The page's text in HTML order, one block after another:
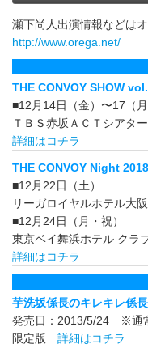
瀬下尚人出演情報などは
http://www.orega.net/
THE CONVOY SHOW
■12月14日（金）〜17（月
ＴＢＳ赤坂ＡＣＴシアター
詳細はコチラ
THE CONVOY Night 2018
■12月22日（土）
リーガロイヤルホテル大阪
■12月24日（月・祝）
東京ベイ舞浜ホテル クラ
詳細はコチラ
芋洗坂係長のキレキレ係長
発売日：2013/5/24 ※通
限定版 詳細はコチラ